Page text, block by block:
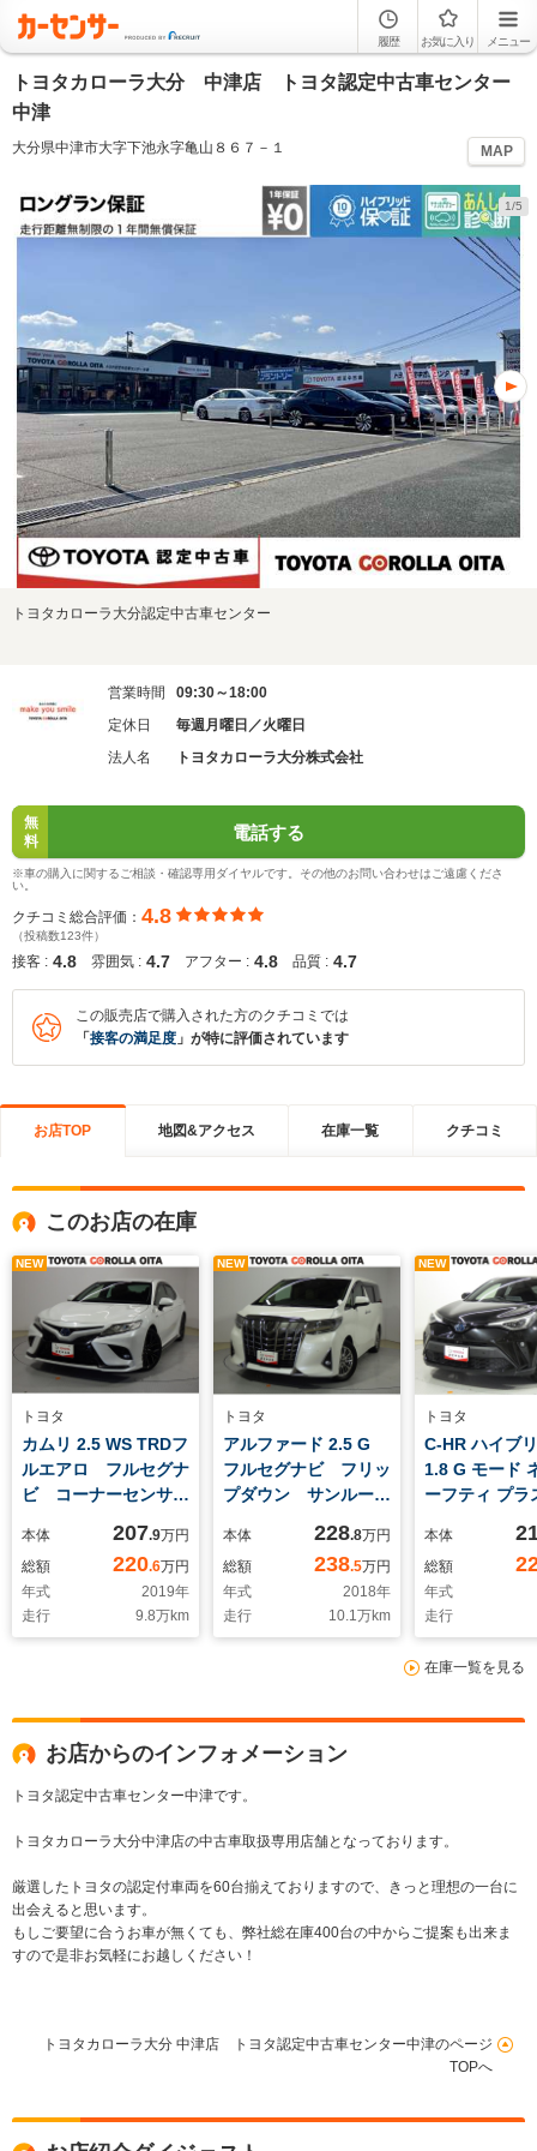
履歴 お気に入り メニュー
トヨタカローラ大分 中津店 トヨタ認定中古車センター
中津
大分県中津市大字下池永字亀山８６７－１ MAP
1/5
トヨタカローラ大分認定中古車センター
営業時間
09:30～18:00
定休日
毎週月曜日／火曜日
法人名
トヨタカローラ大分株式会社
無
料
電話する
※車の購入に関するご相談・確認専用ダイヤルです。その他のお問い合わせはご遠慮くださ
い。
クチコミ総合評価： 4.8
（投稿数123件）
接客 : 4.8 雰囲気 : 4.7 アフター : 4.8 品質 : 4.7
この販売店で購入された方のクチコミでは
「 接客の満足度 」が特に評価されています
お店TOP 地図&アクセス 在庫一覧 クチコミ
このお店の在庫
NEW
トヨタ
カムリ 2.5 WS TRDフ
ルエアロ フルセグナ
ビ コーナーセンサ
ト ETC スマートキ
ー
本体 207.9万円
総額
220.6万円
年式
2019年
走行
9.8万km
NEW
トヨタ
アルファード 2.5 G
フルセグナビ フリッ
プダウン サンルー
電動リヤゲート コー
ナーセンサー シート
エアコン LEDヘッド
ライト 両側電動スラ
イド ETC 電源コン
本体 228.8万円
総額
238.5万円
年式
2018年
走行
10.1万km
NEW
トヨタ
C-HR ハイブ
1.8 G モード
ーフティ プラ
マルチビュー
ー コーナー
ー シートヒ
LEDヘッド
ETC スマー
ブラインドス
本体
総額
年式
走行
在庫一覧を見る
お店からのインフォメーション
トヨタ認定中古車センター中津です。
トヨタカローラ大分中津店の中古車取扱専用店舗となっております。
厳選したトヨタの認定付車両を60台揃えておりますので、きっと理想の一台に
出会えると思います。
もしご要望に合うお車が無くても、弊社総在庫400台の中からご提案も出来ま
すので是非お気軽にお越しください！
トヨタカローラ大分 中津店 トヨタ認定中古車センター中津のページ
TOPへ